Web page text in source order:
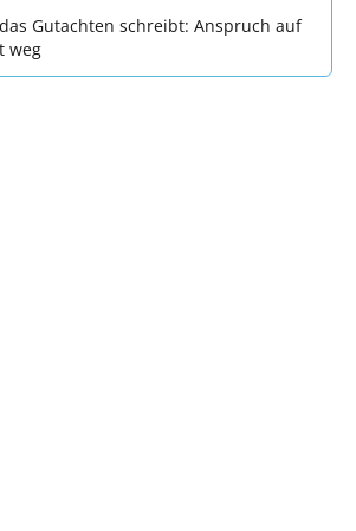
Gutachten schreibt: Anspruch auf
weg